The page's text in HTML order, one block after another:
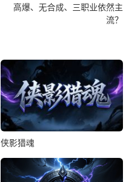
高爆、无合成、三职业依然主
流？
侠影猎魂